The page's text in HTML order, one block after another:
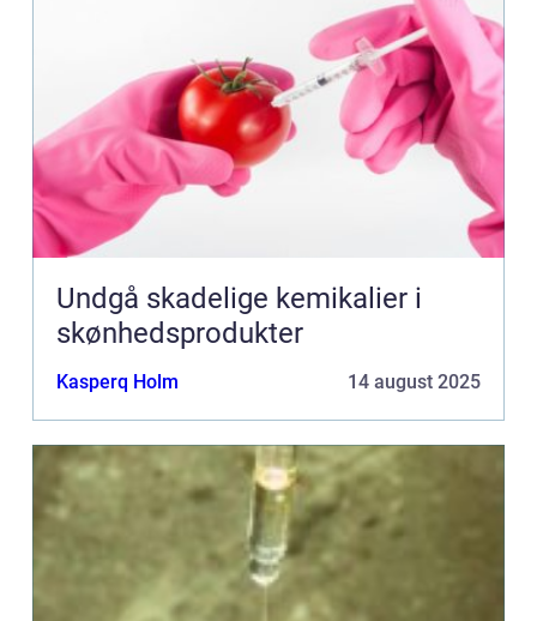
Undgå skadelige kemikalier i
skønhedsprodukter
Kasperq Holm 14 august 2025